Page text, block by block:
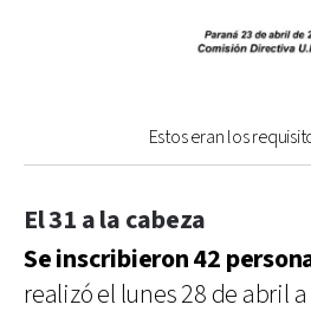
Estos eran los
El 31 a la cabeza
Se inscribieron 42
realizó el lunes 28 de abril